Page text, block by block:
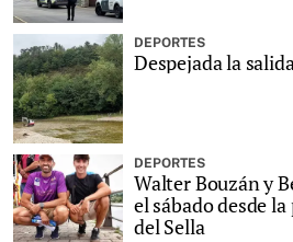
DEPORTES
Despejada la
DEPORTES
Walter Bouzán y
el sábado desde
del Sella